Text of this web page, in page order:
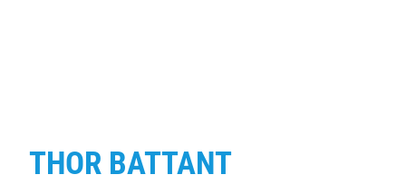
THOR BATTANT